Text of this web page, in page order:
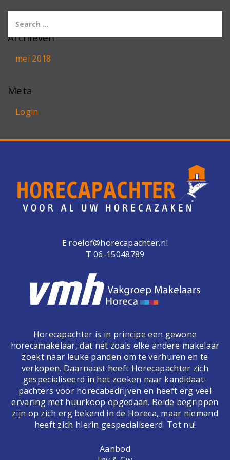
Archieven
mei 2018
Meta
Login
E roelof@horecapachter.nl
T 06-15048789
Horecapachter is in principe een gewone
horecamakelaar, dat net zoals elke andere makelaar
zoekt naar leuke panden om te verhuren en te
verkopen. Daarnaast heeft Horecapachter zich
gespecialiseerd in het zoeken naar kandidaat-
pachters voor horecabedrijven en heeft erg veel
ervaring met huurkoop opgedaan. Beide begrippen
zijn op zich erg bekend in de Horeca, maar niemand
heeft zich hierin gespecialiseerd. Tot nu!
Aanbod